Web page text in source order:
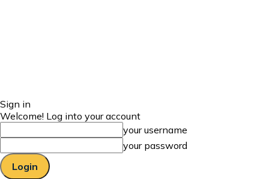
Sign in
Welcome! Log into your account
your username
your password